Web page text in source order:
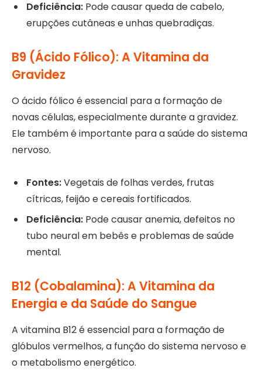
Deficiência: Pode causar queda de cabelo,
erupções cutâneas e unhas quebradiças.
B9 (Ácido Fólico): A Vitamina da
Gravidez
O ácido fólico é essencial para a formação de
novas células, especialmente durante a gravidez.
Ele também é importante para a saúde do sistema
nervoso.
Fontes:Vegetais de folhas verdes, frutas
cítricas, feijão e cereais fortificados.
Deficiência: Pode causar anemia, defeitos no
tubo neural em bebês e problemas de saúde
mental.
B12 (Cobalamina): A Vitamina da
Energia e da Saúde do Sangue
A vitamina B12 é essencial para a formação de
glóbulos vermelhos, a função do sistema nervoso e
o metabolismo energético.